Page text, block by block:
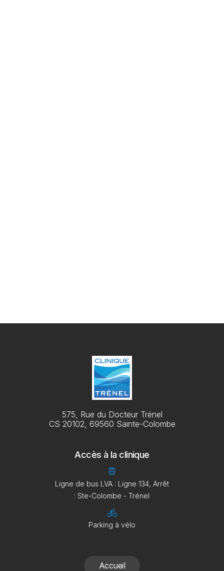
575, Rue du Docteur Trénel
CS 20102, 69560 Sainte-Colombe
Accès à la clinique
directions_bus
Ligne de bus LVA : Ligne 134, Arrêt
: Ste-Colombe - Trénel
directions_bike
Parking à vélo
Accueil